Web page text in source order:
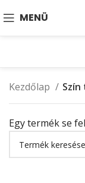
MENÜ
Kezdőlap
Egy termék se